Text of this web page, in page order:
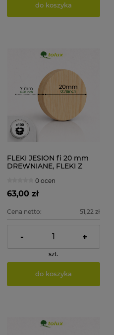
do koszyka
FLEKI JESION fi 20 mm
DREWNIANE, FLEKI Z
0 ocen
63,00 zł
Cena netto: 51,22 zł
- +
szt.
do koszyka